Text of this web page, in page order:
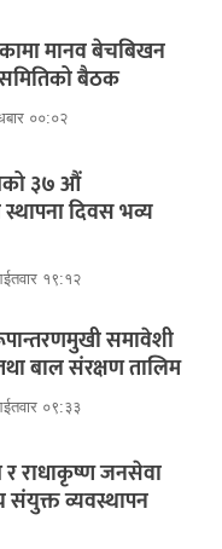
मानव बेचबिखन
समितिको बैठक
००:०२
३७ औं
दिवस भव्य
१९:१२
समावेशी
बाल संरक्षण तालिम
०९:३३
राधाकृष्ण जनसेवा
संयुक्त व्यवस्थापन